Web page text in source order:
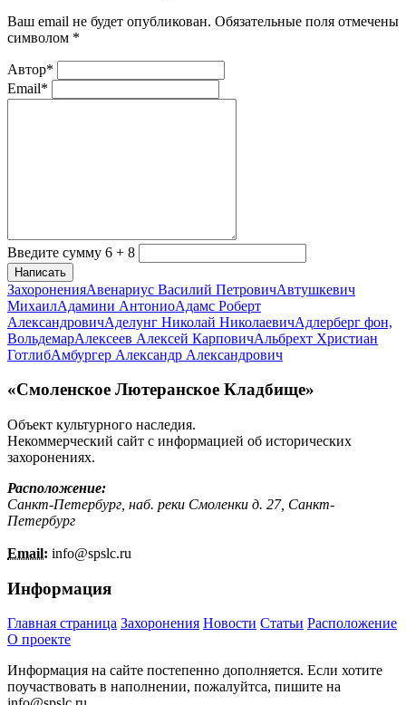
Ваш email не будет опубликован. Обязательные поля отмечены
символом *
Автор*
Email*
Введите сумму 6 + 8
Написать
ЗахороненияАвенариус Василий ПетровичАвтушкевич
МихаилАдамини АнтониоАдамс Роберт
АлександровичАделунг Николай НиколаевичАдлерберг фон,
ВольдемарАлексеев Алексей КарповичАльбрехт Христиан
ГотлибАмбургер Александр Александрович
«Смоленское Лютеранское Кладбище»
Объект культурного наследия.
Некоммерческий сайт с информацией об исторических
захоронениях.
Расположение:
Санкт-Петербург, наб. реки Смоленки д. 27, Санкт-
Петербург
Email: info@spslc.ru
Информация
Главная страница Захоронения Новости Статьи Расположение
О проекте
Информация на сайте постепенно дополняется. Если хотите
поучаствовать в наполнении, пожалуйтса, пишите на